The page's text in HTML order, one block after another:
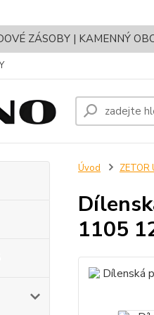
ZÁSOBY | KAMENNÝ
Úvod ZETOR
1105